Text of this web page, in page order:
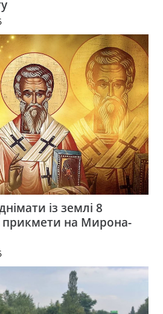
із землі 8
прикмети на Мирона-